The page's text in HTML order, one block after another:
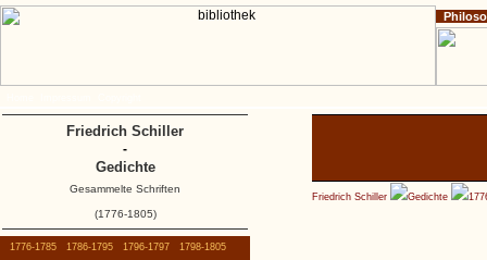
Friedrich Schiller Gedichte
1776-1785 1786-1795 1796-1797 1798-1805
Friedrich Schiller
-
Gedichte
Gesammelte Schriften
(1776-1805)